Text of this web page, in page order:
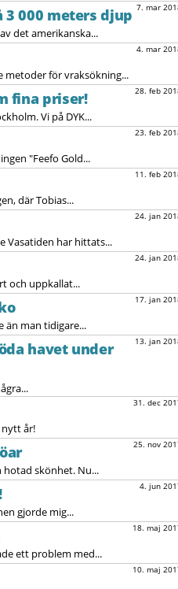
7. mar
000 meters djup
det amerikanska...
4. mar
metoder för vraksökning...
28. feb
fina priser!
Vi på DYK...
23. feb
"Feefo Gold...
11. feb
där Tobias...
24. jan
Vasatiden har hittats...
24. jan
och uppkallat...
17. jan
än man tidigare...
13. jan
havet under
31. dec
nytt år!
25. nov
hotad skönhet. Nu...
4. jun
gjorde mig...
18. maj
ett problem med...
10. maj